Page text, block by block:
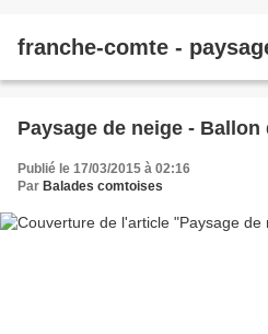
franche-comte -
Paysage de neige - Ballon
Publié le 17/03/2015 à 02:16
Par Balades comtoises